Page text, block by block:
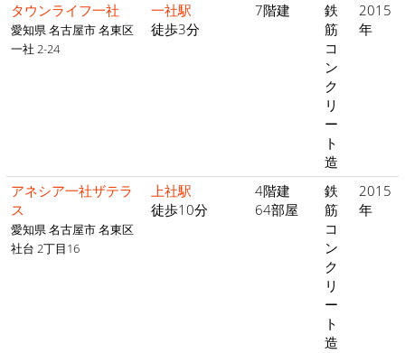
タウンライフ一社
愛知県 名古屋市 名東区
一社 2-24
一社駅
徒歩3分
7階建
鉄
筋
コ
ン
ク
リ
ー
ト
造
2015
年
アネシア一社ザテラ
ス
愛知県 名古屋市 名東区
社台 2丁目16
上社駅
徒歩10分
4階建
64部屋
鉄
筋
コ
ン
ク
リ
ー
ト
造
2015
年